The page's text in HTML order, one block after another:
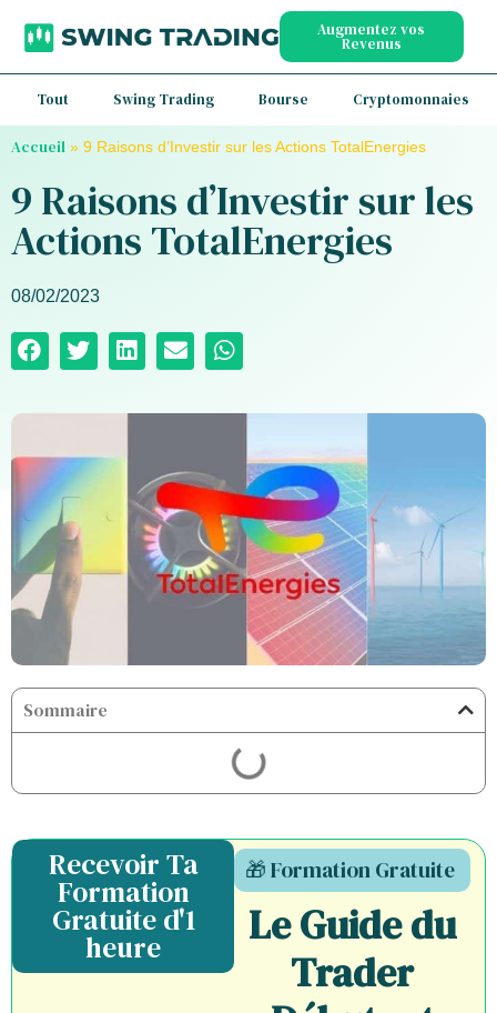
Augmentez vos
Revenus
Tout Swing Trading Bourse Cryptomonnaies
Accueil » 9 Raisons d’Investir sur les Actions TotalEnergies
9 Raisons d’Investir sur les
Actions TotalEnergies
08/02/2023
Sommaire
Recevoir Ta
Formation
Gratuite d'1
heure
🎁 Formation Gratuite
Le Guide du
Trader